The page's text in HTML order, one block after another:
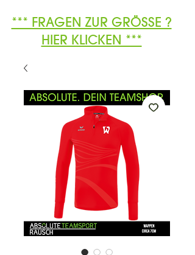
*** FRAGEN ZUR GRÖSSE ?
HIER KLICKEN ***